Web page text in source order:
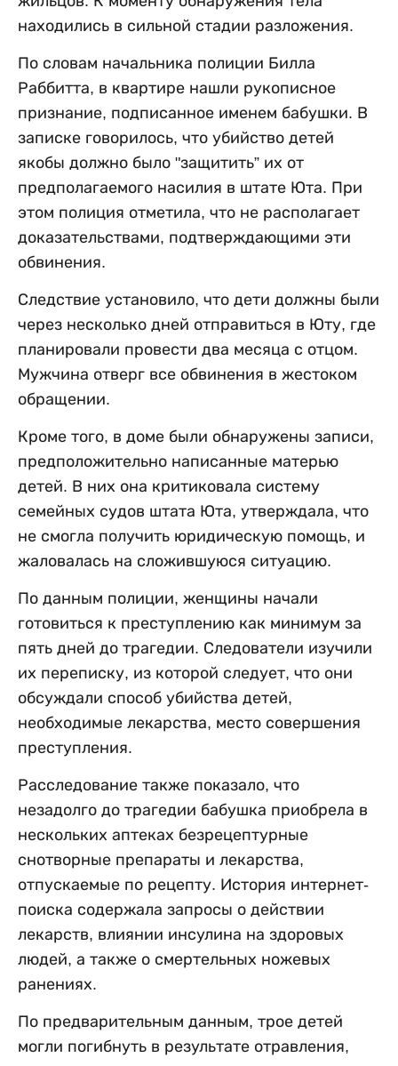
находились в сильной стадии разложения.
По словам начальника полиции Билла
Раббитта, в квартире нашли рукописное
признание, подписанное именем бабушки. В
записке говорилось, что убийство детей
якобы должно было "защитить” их от
предполагаемого насилия в штате Юта. При
этом полиция отметила, что не располагает
доказательствами, подтверждающими эти
обвинения.
Следствие установило, что дети должны были
через несколько дней отправиться в Юту, где
планировали провести два месяца с отцом.
Мужчина отверг все обвинения в жестоком
обращении.
Кроме того, в доме были обнаружены записи,
предположительно написанные матерью
детей. В них она критиковала систему
семейных судов штата Юта, утверждала, что
не смогла получить юридическую помощь, и
жаловалась на сложившуюся ситуацию.
По данным полиции, женщины начали
готовиться к преступлению как минимум за
пять дней до трагедии. Следователи изучили
их переписку, из которой следует, что они
обсуждали способ убийства детей,
необходимые лекарства, место совершения
преступления.
Расследование также показало, что
незадолго до трагедии бабушка приобрела в
нескольких аптеках безрецептурные
снотворные препараты и лекарства,
отпускаемые по рецепту. История интернет-
поиска содержала запросы о действии
лекарств, влиянии инсулина на здоровых
людей, а также о смертельных ножевых
ранениях.
По предварительным данным, трое детей
могли погибнуть в результате отравления,